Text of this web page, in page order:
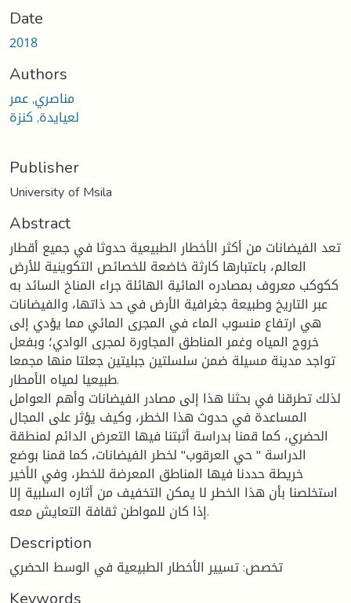
Date
2018
Authors
مناصري, عمر
لعيايدة, كنزة
Publisher
University of Msila
Abstract
تعد الفيضانات من أكثر الأخطار الطبيعية حدوثا في جميع أقطار
العالم، باعتبارها كارثة خاضعة للخصائص التكوينية للأرض
ككوكب معروف بمصادره المائية الهائلة جراء المناخ السائد به
عبر التاريخ وطبيعة جغرافية الأرض في حد ذاتها، والفيضانات
هي ارتفاع منسوب الماء في المجرى المائي مما يؤدي إلى
خروج المياه وغمر المناطق المجاورة لمجرى الوادي؛ وبفعل
تواجد مدينة مسيلة ضمن سلسلتين جبليتين جعلتا منها مجمعا
طبيعيا لمياه الأمطار.
لذلك تطرقنا في بحثنا هذا إلى مصادر الفيضانات وأهم العوامل
المساعدة في حدوث هذا الخطر، وكيف يؤثر على المجال
الحضري، كما قمنا بدراسة أثبتنا فيها التعرض الدائم لمنطقة
الدراسة " حي العرقوب" لخطر الفيضانات، كما قمنا بوضع
خريطة حددنا فيها المناطق المعرضة للخطر، وفي الأخير
استخلصنا بأن هذا الخطر لا يمكن التخفيف من أثاره السلبية إلا
إذا كان للمواطن ثقافة التعايش معه.
Description
تخصص: تسيير الأخطار الطبيعية في الوسط الحضري